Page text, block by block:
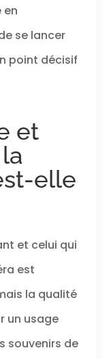
avec la
est
2
vous
à
du
HDMI : il
en
se lancer
point décisif
et
elle
et celui qui
est
la qualité
un usage
souvenirs de